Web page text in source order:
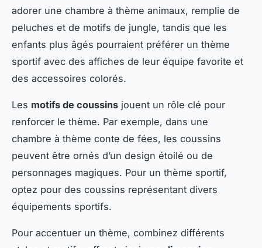
adorer une chambre à thème animaux, remplie de
peluches et de motifs de jungle, tandis que les
enfants plus âgés pourraient préférer un thème
sportif avec des affiches de leur équipe favorite et
des accessoires colorés.
Les motifs de coussins jouent un rôle clé pour
renforcer le thème. Par exemple, dans une
chambre à thème conte de fées, les coussins
peuvent être ornés d’un design étoilé ou de
personnages magiques. Pour un thème sportif,
optez pour des coussins représentant divers
équipements sportifs.
Pour accentuer un thème, combinez différents